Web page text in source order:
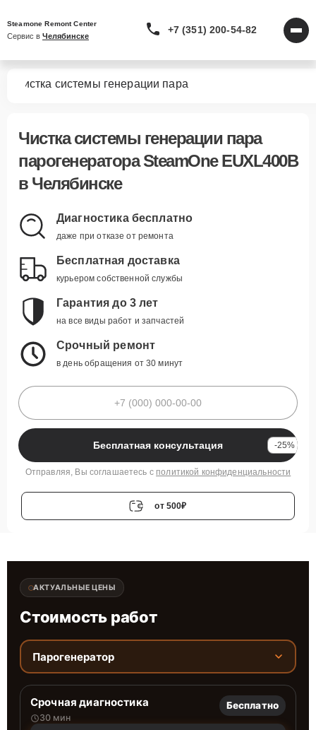
Steamone Remont Center
Сервис в Челябинске
+7 (351) 200-54-82
Чистка системы генерации пара
Чистка системы генерации пара
парогенератора SteamOne EUXL400B
в Челябинске
Диагностика бесплатно
даже при отказе от ремонта
Бесплатная доставка
курьером собственной службы
Гарантия до 3 лет
на все виды работ и запчастей
Срочный ремонт
в день обращения от 30 минут
Бесплатная консультация -25%
Отправляя, Вы соглашаетесь с политикой конфиденциальности
от 500₽
АКТУАЛЬНЫЕ ЦЕНЫ
Стоимость работ
Парогенератор
Срочная диагностика
30 мин
Бесплатно